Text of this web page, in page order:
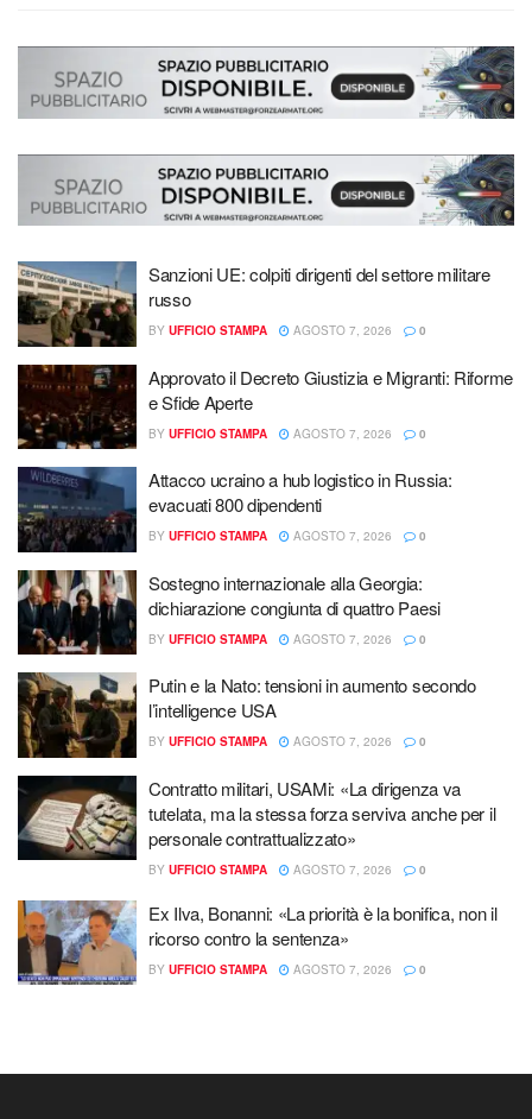
Sanzioni UE: colpiti dirigenti del settore militare
russo
BY UFFICIO STAMPA AGOSTO 7, 2026 0
Approvato il Decreto Giustizia e Migranti: Riforme
e Sfide Aperte
BY UFFICIO STAMPA AGOSTO 7, 2026 0
Attacco ucraino a hub logistico in Russia:
evacuati 800 dipendenti
BY UFFICIO STAMPA AGOSTO 7, 2026 0
Sostegno internazionale alla Georgia:
dichiarazione congiunta di quattro Paesi
BY UFFICIO STAMPA AGOSTO 7, 2026 0
Putin e la Nato: tensioni in aumento secondo
l’intelligence USA
BY UFFICIO STAMPA AGOSTO 7, 2026 0
Contratto militari, USAMi: «La dirigenza va
tutelata, ma la stessa forza serviva anche per il
personale contrattualizzato»
BY UFFICIO STAMPA AGOSTO 7, 2026 0
Ex Ilva, Bonanni: «La priorità è la bonifica, non il
ricorso contro la sentenza»
BY UFFICIO STAMPA AGOSTO 7, 2026 0